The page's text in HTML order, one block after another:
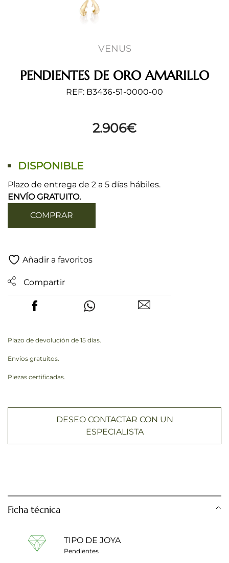
VENUS
PENDIENTES DE ORO AMARILLO
REF: B3436-51-0000-00
2.906€
DISPONIBLE
Plazo de entrega de 2 a 5 días hábiles.
ENVÍO GRATUITO.
COMPRAR
Añadir a favoritos
Compartir
Plazo de devolución de 15 días.
Envíos gratuitos.
Piezas certificadas.
DESEO CONTACTAR CON UN
ESPECIALISTA
Ficha técnica
TIPO DE JOYA
Pendientes